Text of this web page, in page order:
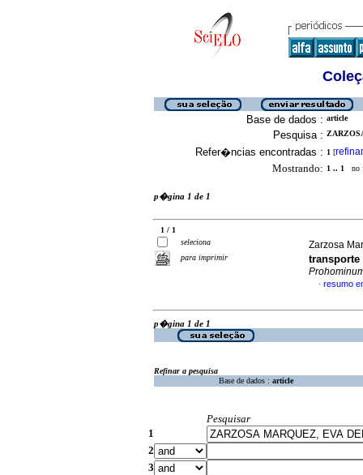
Base de dados : article
Pesquisa :
Refer�ncias encontradas : 1 [refinar
Mostrando: 1 .. 1 no
p�gina 1 de 1
1 / 1
seleciona
para imprimir
Zarzosa
· resumo
p�gina 1 de 1
Refinar a pesquisa
Base de dados : article
Pesquisar
1
2
3